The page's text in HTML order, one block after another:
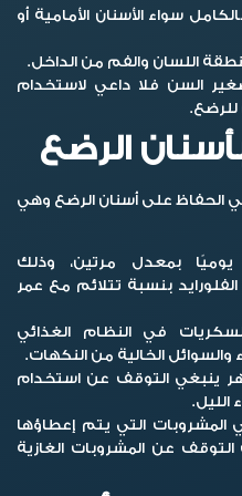
سواء الأسنان الأمامية أو
اللسان والفم من الداخل.
السن فلا داعي لاستخدام
للرضع.
الرضع
على أسنان الرضع وهي
يوميًا بمعدل مرتين، وذلك
بنسبة تتلائم مع عمر
في النظام الغذائي
الخالية من النكهات.
الطفل عمر 18 شهر ينبغي التوقف عن استخدام
الليل.
التي يتم إعطاؤها
عن المشروبات الغازية